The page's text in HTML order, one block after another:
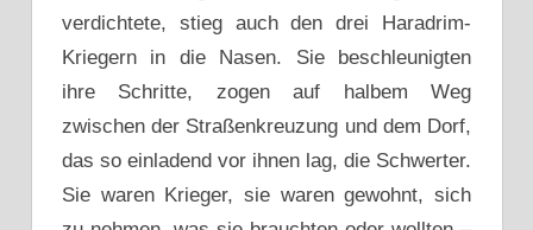
verdichtete, stieg auch den drei Haradrim-
Kriegern in die Nasen. Sie beschleunigten
ihre Schritte, zogen auf halbem Weg
zwischen der Straßenkreuzung und dem Dorf,
das so einladend vor ihnen lag, die Schwerter.
Sie waren Krieger, sie waren gewohnt, sich